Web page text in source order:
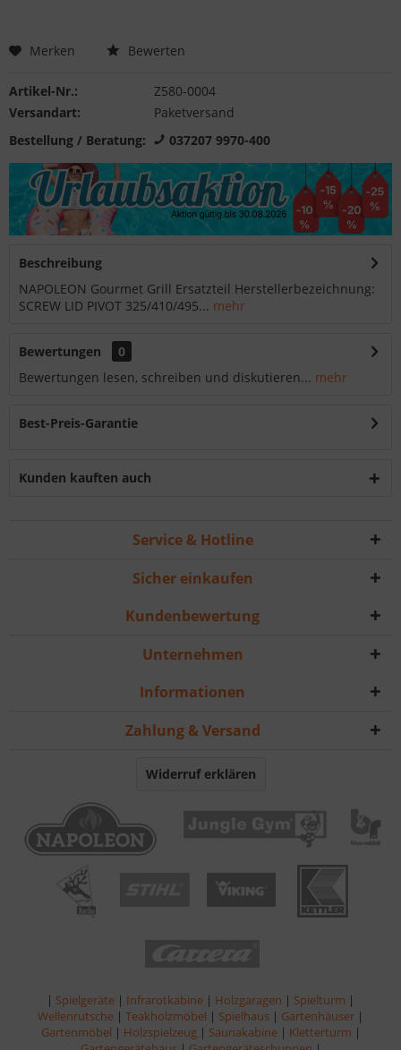
Merken Bewerten
Artikel-Nr.:
Z580-0004
Versandart:
Paketversand
Bestellung / Beratung:
037207 9970-400
Beschreibung
NAPOLEON Gourmet Grill Ersatzteil Herstellerbezeichnung:
SCREW LID PIVOT 325/410/495... mehr
Bewertungen
0
Bewertungen lesen, schreiben und diskutieren... mehr
Best-Preis-Garantie
Kunden kauften auch
Service & Hotline
Sicher einkaufen
Kundenbewertung
Unternehmen
Informationen
Zahlung & Versand
Widerruf erklären
| Spielgeräte | Infrarotkabine | Holzgaragen | Spielturm |
Wellenrutsche | Teakholzmöbel | Spielhaus | Gartenhäuser |
Gartenmöbel | Holzspielzeug | Saunakabine | Kletterturm |